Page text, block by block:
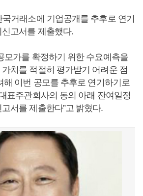
거래소에 기업공개를 추후로 연기
고서를 제출했다.
모가를 확정하기 위한 수요예측을
치를 적절히 평가받기 어려운 점
해 이번 공모를 추후로 연기하기로
표주관회사의 동의 아래 잔여일정
서를 제출한다”고 밝혔다.